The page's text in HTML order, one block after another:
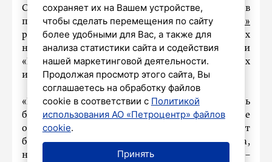
Солнце, не повлияет на людей. Об этом в
пятницу, 15 декабря,телеканалу «360»
рассказала доктор физико-математических
наук, ведущий научный сотрудник лаборатории
«Космическая погода» Института космических
исследований РАН Тамара Бреус.
«Будет буря завтра, но она будет пять-шесть
баллов. Она не действует ни на кого, кроме
особо магниточувствительных людей. Может
быть, у кого-то просто будет кружиться голова,
например. Больше ничего не произойдет», –
сохраняет их на Вашем устройстве,
чтобы сделать перемещения по сайту
более удобными для Вас, а также для
анализа статистики сайта и содействия
нашей маркетинговой деятельности.
Продолжая просмотр этого сайта, Вы
соглашаетесь на обработку файлов
cookie в соответствии с Политикой
использования АО «Петроцентр» файлов
cookie.
Принять